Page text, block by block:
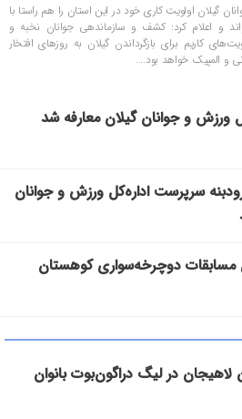
گیلان اولویت‌ کاری خود در این استان را هم راستا با
و اعلام کرد: کشف و سازماندهی جوانان نخبه و
کاریم برای بازگرداندن گیلان به روزهای افتخار
و المپیک خواهد بود....
ورزش و جوانان گیلان معارفه شد
سرپرست اداره‌کل ورزش و جوانان
مسابقات دوچرخه‌سواری کوهستان
لاهیجان در لیگ دراگون‌بوت بانوان